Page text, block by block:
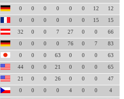
0 0 0 0 0 0 12 12
0 0 0 0 0 0 15 15
32 0 0 7 27 0 0 66
0 0 0 0 76 0 7 83
0 0 0 63 0 0 0 63
44 0 0 21 0 0 0 65
21 0 0 26 0 0 0 47
0 0 0 0 4 0 0 4